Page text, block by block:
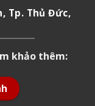
Tp. Thủ Đức,
khảo thêm: